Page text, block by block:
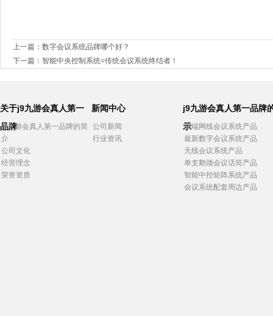
上一篇： 数字会议系统品牌哪个好？
下一篇： 智能中央控制系统=传统会议系统终结者！
关于j9九游会真人第一
品牌
j9九游会真人第一品牌的简
介
公司文化
经营理念
荣誉资质
新闻中心
公司新闻
行业资讯
j9九游会真人第一品牌
示
高端网线会议系统产品
最新数字会议系统产品
无线会议系统产品
单支鹅颈会议话筒产品
智能中控矩阵系统产品
会议系统配套周边产品